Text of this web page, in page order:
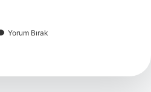
Yorum Bırak